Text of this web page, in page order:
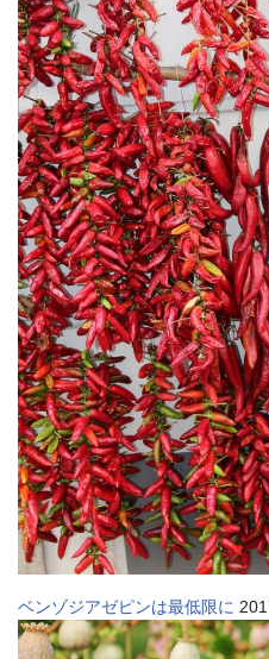
ベンゾジアゼピンは最低限に